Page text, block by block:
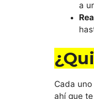
a
Cada
ahí que